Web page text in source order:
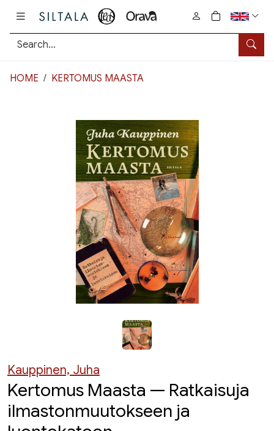
0
tuotetta
HOME KERTOMUS MAASTA
Kauppinen, Juha
Kertomus Maasta — Ratkaisuja
ilmastonmuutokseen ja